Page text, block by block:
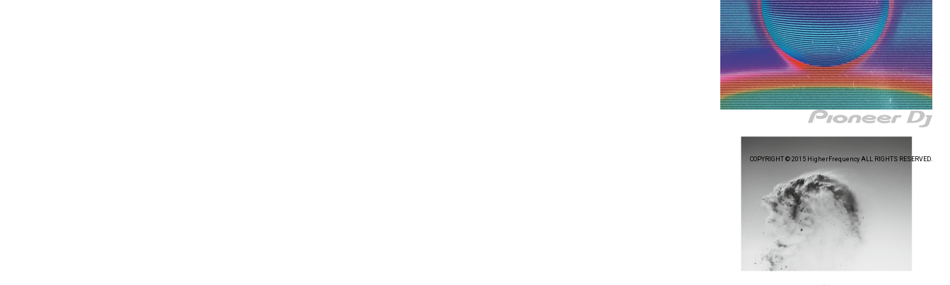
COPYRIGHT © 2015 HigherFrequency ALL RIGHTS RESERVED.